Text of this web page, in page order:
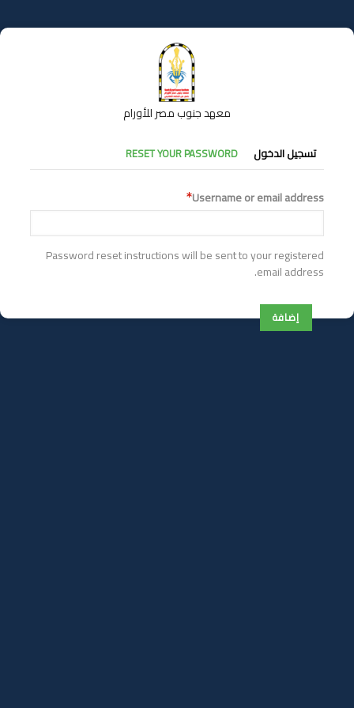
إلى
المحتوى
معهد جنوب مصر للأورام
التبويبات
الأساسية
تسجيل الدخول RESET YOUR PASSWORD
Username or email address
Password reset instructions will be sent to your registered
email address.